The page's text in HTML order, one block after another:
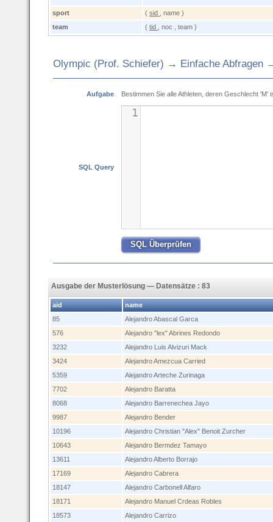
sport (sid
, name )
team
(tid , noc , team )
Olympic (Prof. Schiefer) → Einfache Abfragen
Aufgabe Bestimmen Sie alle Athleten, deren Geschlecht 'M'
SQL Query
1
Ausgabe der Musterlösung — Datensätze : 83
aid
name
85
Alejandro Abascal Garca
576
Alejandro "lex" Abrines Redondo
3232
Alejandro Luis Alvizuri Mack
3424
Alejandro Amezcua Carried
5359
Alejandro Arteche Zurinaga
7702
Alejandro Baratta
8068
Alejandro Barrenechea Jayo
9987
Alejandro Bender
10196
Alejandro Christian "Alex" Benoit Zurcher
10643
Alejandro Bermdez Tamayo
13611
Alejandro Alberto Borrajo
17169
Alejandro Cabrera
18147
Alejandro Carbonell Alfaro
18171
Alejandro Manuel Crdeas Robles
18573
Alejandro Carrizo